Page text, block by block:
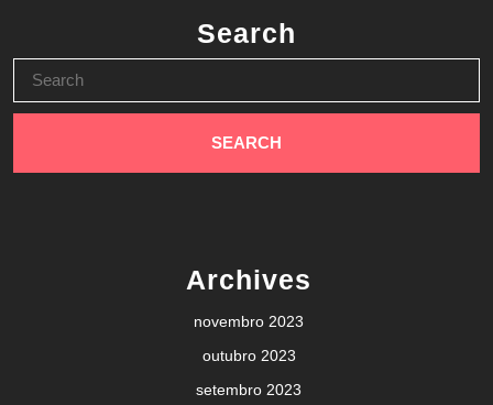
Search
for:
Archives
novembro 2023
outubro 2023
setembro 2023